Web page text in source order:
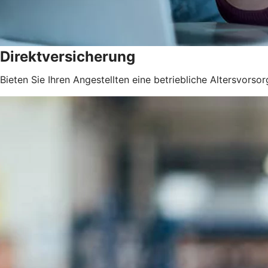
Direktversicherung
Bieten Sie Ihren Angestellten eine betriebliche